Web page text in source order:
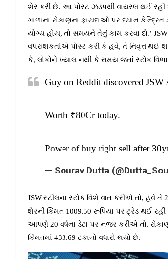
શેર કરી છે. આ પોસ્ટ ઝડપથી વાયરલ થઈ રહી
ગાળાના રોકાણના ફાયદાઓ પર ધ્યાન
યોગ્ય હોય, તો સમયને તેનું કામ કરવા દો.’
વપરાશકર્તાએ પોસ્ટ કરી કે હવે, તે નિવૃત્ત
કે, લોકોને ખ્યાલ નથી કે સમય જતાં સ્ટોક
Guy on Reddit discovered
Worth ₹80Cr today.
Power of buy right sell after
— Sourav Dutta
JSW સ્ટીલના સ્ટોક વિશે વાત કરીએ તો, હવે
શેરની કિંમત 1009.50 રૂપિયા પર ટ્રેડ થઈ
આપણે 20 વર્ષના ડેટા પર નજર કરીએ તો,
કિંમતમાં 433.69 ટકાનો વધારો થયો છે.